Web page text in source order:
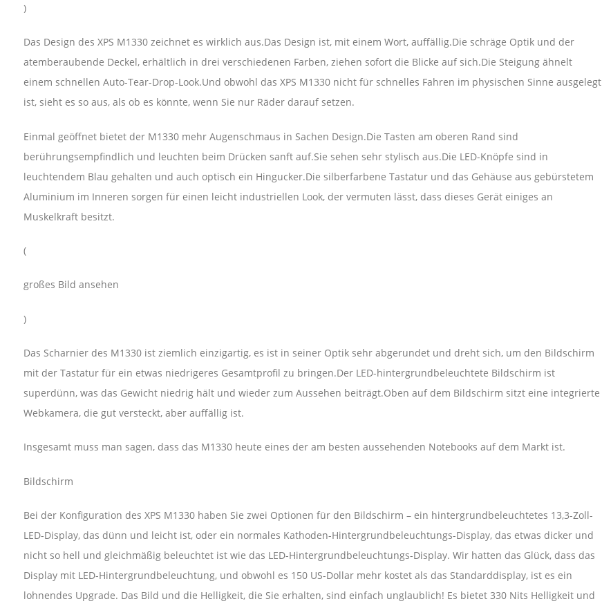
)
Das Design des XPS M1330 zeichnet es wirklich aus.Das Design ist, mit einem Wort, auffällig.Die schräge Optik und der
atemberaubende Deckel, erhältlich in drei verschiedenen Farben, ziehen sofort die Blicke auf sich.Die Steigung ähnelt
einem schnellen Auto-Tear-Drop-Look.Und obwohl das XPS M1330 nicht für schnelles Fahren im physischen Sinne ausgelegt
ist, sieht es so aus, als ob es könnte, wenn Sie nur Räder darauf setzen.
Einmal geöffnet bietet der M1330 mehr Augenschmaus in Sachen Design.Die Tasten am oberen Rand sind
berührungsempfindlich und leuchten beim Drücken sanft auf.Sie sehen sehr stylisch aus.Die LED-Knöpfe sind in
leuchtendem Blau gehalten und auch optisch ein Hingucker.Die silberfarbene Tastatur und das Gehäuse aus gebürstetem
Aluminium im Inneren sorgen für einen leicht industriellen Look, der vermuten lässt, dass dieses Gerät einiges an
Muskelkraft besitzt.
(
großes Bild ansehen
)
Das Scharnier des M1330 ist ziemlich einzigartig, es ist in seiner Optik sehr abgerundet und dreht sich, um den Bildschirm
mit der Tastatur für ein etwas niedrigeres Gesamtprofil zu bringen.Der LED-hintergrundbeleuchtete Bildschirm ist
superdünn, was das Gewicht niedrig hält und wieder zum Aussehen beiträgt.Oben auf dem Bildschirm sitzt eine integrierte
Webkamera, die gut versteckt, aber auffällig ist.
Insgesamt muss man sagen, dass das M1330 heute eines der am besten aussehenden Notebooks auf dem Markt ist.
Bildschirm
Bei der Konfiguration des XPS M1330 haben Sie zwei Optionen für den Bildschirm – ein hintergrundbeleuchtetes 13,3-Zoll-
LED-Display, das dünn und leicht ist, oder ein normales Kathoden-Hintergrundbeleuchtungs-Display, das etwas dicker und
nicht so hell und gleichmäßig beleuchtet ist wie das LED-Hintergrundbeleuchtungs-Display. Wir hatten das Glück, dass das
Display mit LED-Hintergrundbeleuchtung, und obwohl es 150 US-Dollar mehr kostet als das Standarddisplay, ist es ein
lohnendes Upgrade. Das Bild und die Helligkeit, die Sie erhalten, sind einfach unglaublich! Es bietet 330 Nits Helligkeit und